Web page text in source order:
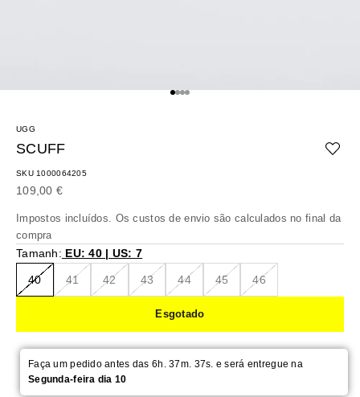
Ir para o artigo 1
Ir para o artigo 2
Ir para o artigo 3
Ir para o artigo 4
UGG
SCUFF
SKU 1000064205
Preço promocional
109,00 €
Impostos incluídos. Oscustos de envio são calculados no final da
compra
Tamanh: EU: 40 | US: 7
40 41 42 43 44 45 46
Esgotado
Faça um pedido antes das 6h. 37m. 36s. e será entregue na
Segunda-feira dia 10